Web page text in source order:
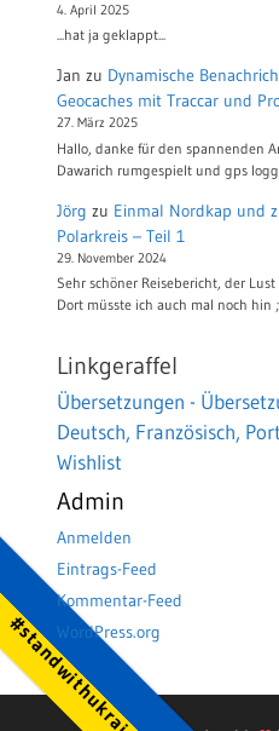
#standwithukraine
4. April 2025
...hat ja geklappt...
Jan zu Dynamische
Geocaches mit Traccar und
27. März 2025
Hallo, danke für den spannenden
Dawarich rumgespielt und gps
Jörg zu Einmal Nordkap und
Polarkreis – Teil 1
29. November 2024
Sehr schöner Reisebericht, der
Dort müsste ich auch mal noch hin
Linkgeraffel
Übersetzungen -
Deutsch, Französisch,
Wishlist
Admin
Anmelden
Eintrags-Feed
Kommentar-Feed
WordPress.org